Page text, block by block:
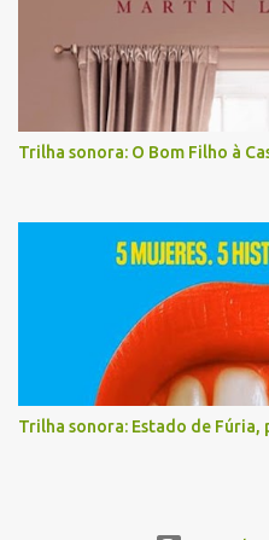
Trilha sonora: O Bom Filho à
Trilha sonora: Estado de